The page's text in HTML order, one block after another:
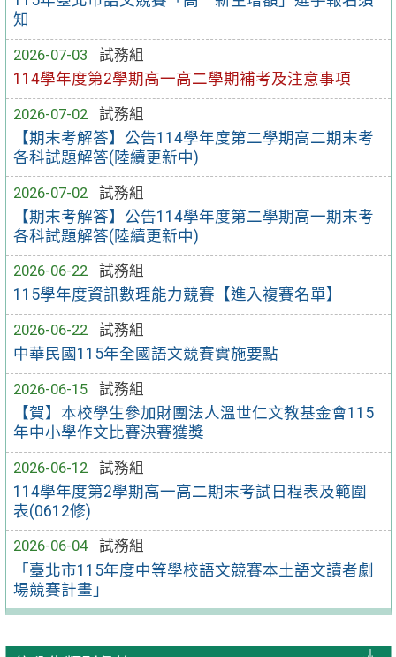
知
2026-07-03
試務組
114學年度第2學期高一高二學期補考及注意事項
2026-07-02
試務組
【期末考解答】公告114學年度第二學期高二期末考
各科試題解答(陸續更新中)
2026-07-02
試務組
【期末考解答】公告114學年度第二學期高一期末考
各科試題解答(陸續更新中)
2026-06-22
試務組
115學年度資訊數理能力競賽【進入複賽名單】
2026-06-22
試務組
中華民國115年全國語文競賽實施要點
2026-06-15
試務組
【賀】本校學生參加財團法人溫世仁文教基金會115
年中小學作文比賽決賽獲獎
2026-06-12
試務組
114學年度第2學期高一高二期末考試日程表及範圍
表(0612修)
2026-06-04
試務組
「臺北市115年度中等學校語文競賽本土語文讀者劇
場競賽計畫」